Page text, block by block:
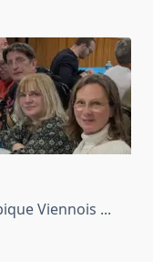
Viennois ...